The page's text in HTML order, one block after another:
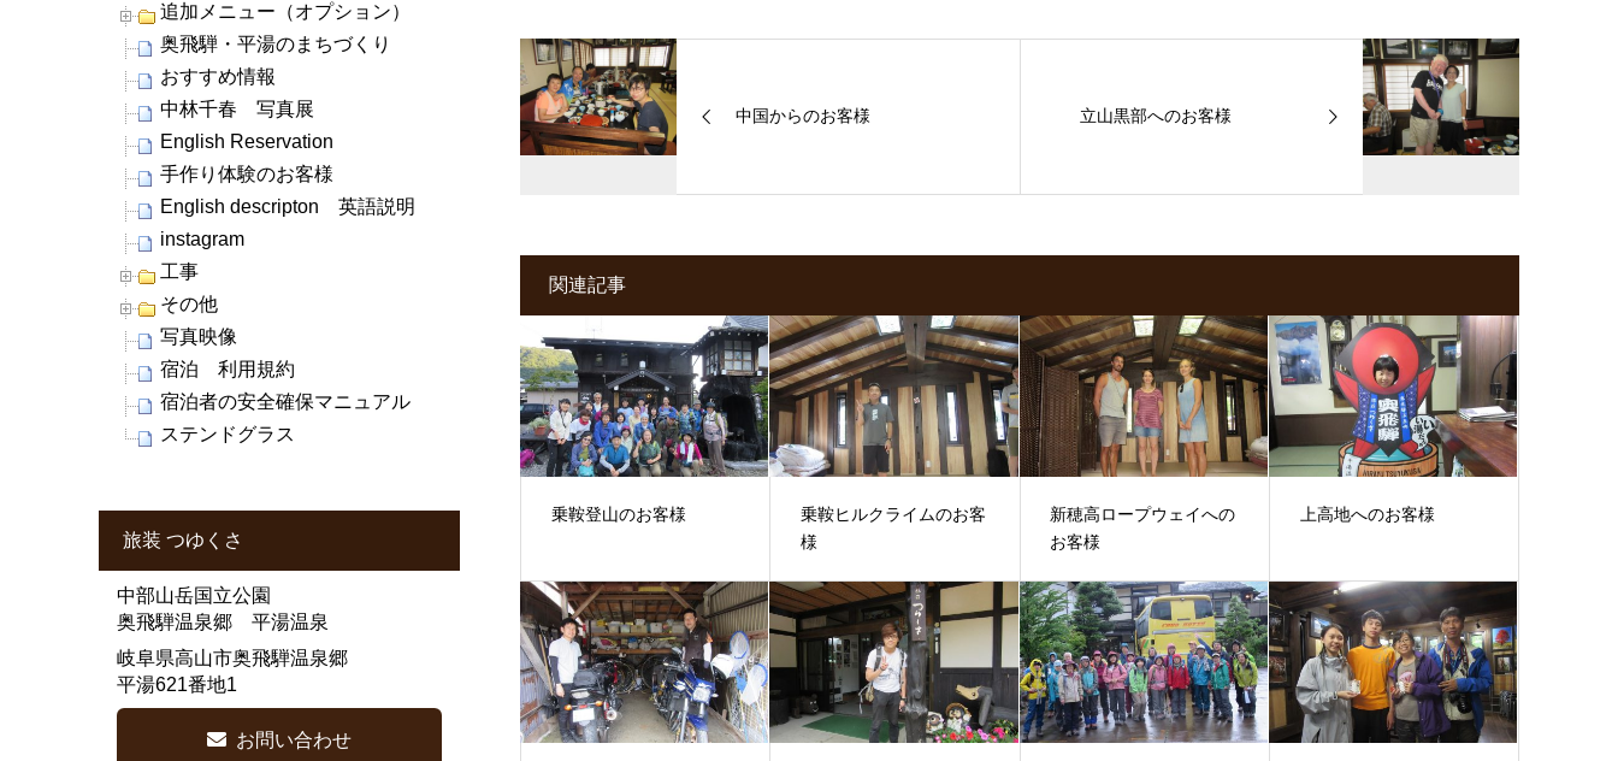
中国からのお客様 立山黒部へのお客様
関連記事
乗鞍登山のお客様
乗鞍ヒルクライムのお客
様
新穂高ロープウェイへの
お客様
上高地へのお客様
追加メニュー（オプション）
奥飛騨・平湯のまちづくり
おすすめ情報
中林千春 写真展
English Reservation
手作り体験のお客様
English descripton 英語説明
instagram
工事
その他
写真映像
宿泊 利用規約
宿泊者の安全確保マニュアル
ステンドグラス
旅装 つゆくさ
中部山岳国立公園
奥飛騨温泉郷 平湯温泉
岐阜県高山市奥飛騨温泉郷
平湯621番地1
お問い合わせ